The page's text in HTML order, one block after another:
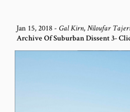
Jan 15, 2018- Gal Kirn, Niloufar Tajeri
Archive Of Suburban Dissent 3-